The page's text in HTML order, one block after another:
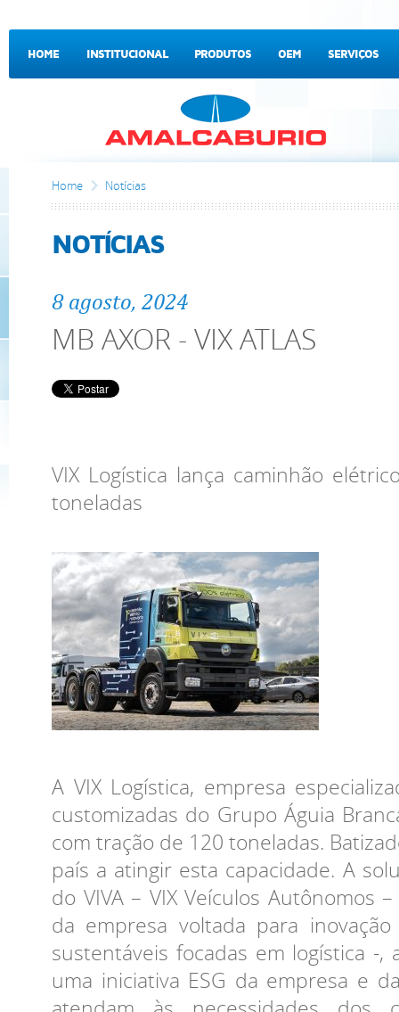
HOME INSTITUCIONAL PRODUTOS OEM SERVIÇOS
Home Notícias
NOTÍCIAS
8 agosto, 2024
MB AXOR - VIX ATLAS
VIX Logística lança caminhão
toneladas
A VIX Logística, empresa
customizadas do Grupo Águia
com tração de 120 toneladas.
país a atingir esta capacidade. A
do VIVA – VIX Veículos Autônomos
da empresa voltada para
sustentáveis focadas em logística -
uma iniciativa ESG da empresa e